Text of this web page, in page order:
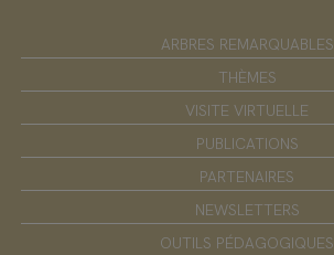
ARBRES REMARQUABLES
THÈMES
VISITE VIRTUELLE
PUBLICATIONS
PARTENAIRES
NEWSLETTERS
OUTILS PÉDAGOGIQUES